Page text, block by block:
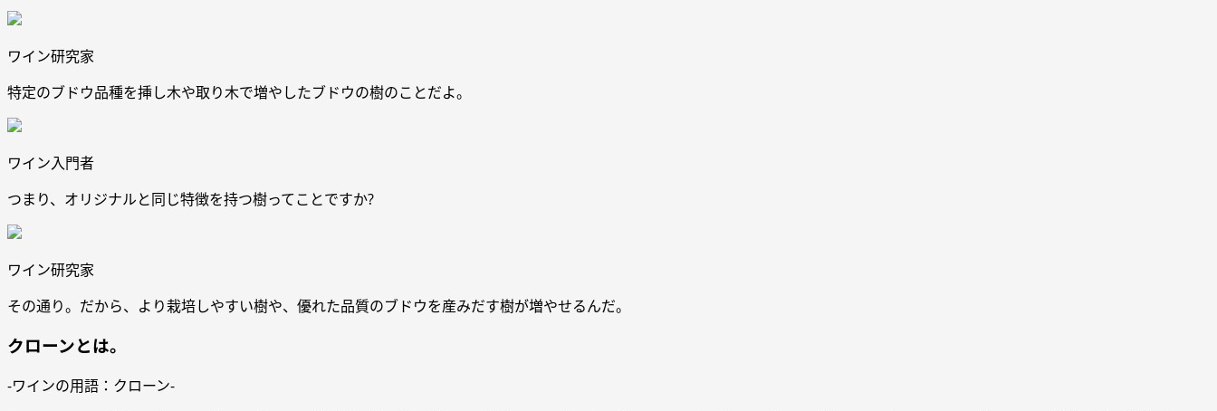
ワイン研究家
特定のブドウ品種を挿し木や取り木で増やしたブドウの樹のことだよ。
ワイン入門者
つまり、オリジナルと同じ特徴を持つ樹ってことですか?
ワイン研究家
その通り。だから、より栽培しやすい樹や、優れた品質のブドウを産みだす樹が増やせるんだ。
クローンとは。
-ワインの用語：クローン-